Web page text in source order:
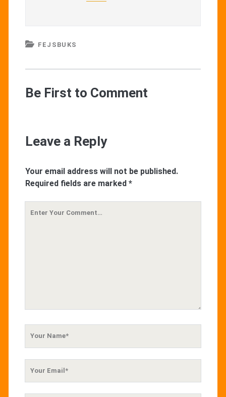
FEJSBUKS
Be First to Comment
Leave a Reply
Your email address will not be published.
Required fields are marked *